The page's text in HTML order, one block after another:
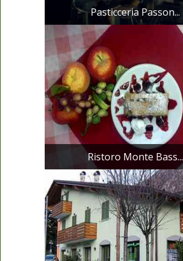
Pasticceria Passon...
Ristoro Monte Bass...